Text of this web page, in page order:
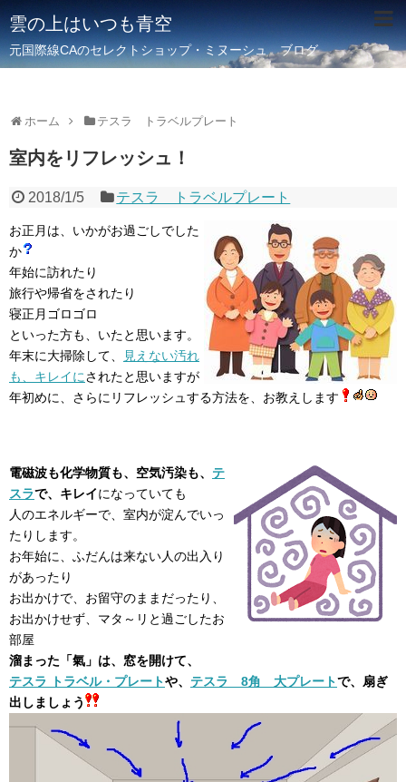
雲の上はいつも青空
元国際線CAのセレクトショップ・ミヌーシュ ブログ
ホーム テスラ トラベルプレート
室内をリフレッシュ！
2018/1/5 テスラ トラベルプレート
お正月は、いかがお過ごしでした
か
年始に訪れたり
旅行や帰省をされたり
寝正月ゴロゴロ
といった方も、いたと思います。
年末に大掃除して、
見えない汚れ
も、キレイにされたと思いますが
年初めに、さらにリフレッシュする方法を、お教えします
電磁波も化学物質も、空気汚染も、 テ
スラで、キレイになっていても
人のエネルギーで、室内が淀んでいっ
たりします。
お年始に、ふだんは来ない人の出入り
があったり
お出かけで、お留守のままだったり、
お出かけせず、マタ～リと過ごしたお
部屋
溜まった「氣」は、窓を開けて、
テスラ トラベル・プレートや、 テスラ 8角 大プレートで、扇ぎ
出しましょう